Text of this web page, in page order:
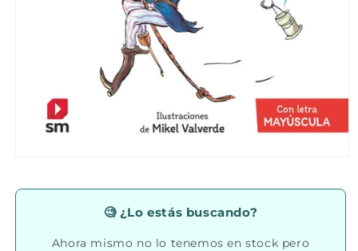
1
🧐 ¿Lo estás buscando?
Ahora mismo no lo tenemos en stock pero